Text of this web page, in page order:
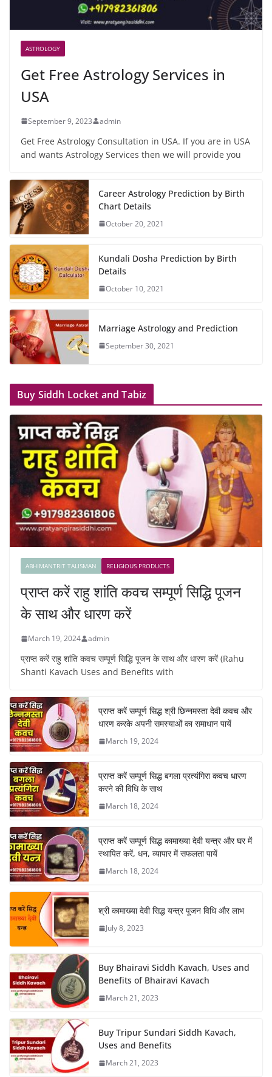
ASTROLOGY
Get Free Astrology Services in
USA
September 9, 2023 admin
Get Free Astrology Consultation in USA. If you are in USA
and wants Astrology Services then we will provide you
Career Astrology Prediction by Birth
Chart Details
October 20, 2021
Kundali Dosha Prediction by Birth
Details
October 10, 2021
Marriage Astrology and Prediction
September 30, 2021
Buy Siddh Locket and Tabiz
ABHIMANTRIT TALISMAN RELIGIOUS PRODUCTS
प्राप्त करें राहु शांति कवच सम्पूर्ण सिद्धि पूजन
के साथ और धारण करें
March 19, 2024 admin
प्राप्त करें राहु शांति कवच सम्पूर्ण सिद्धि पूजन के साथ और धारण करें (Rahu
Shanti Kavach Uses and Benefits with
प्राप्त करें सम्पूर्ण सिद्ध श्री छिन्नमस्ता देवी कवच और
धारण करके अपनी समस्याओं का समाधान पायें
March 19, 2024
प्राप्त करें सम्पूर्ण सिद्ध बगला प्रत्यंगिरा कवच धारण
करने की विधि के साथ
March 18, 2024
प्राप्त करें सम्पूर्ण सिद्ध कामाख्या देवी यन्त्र और घर में
स्थापित करें, धन, व्यापार में सफलता पायें
March 18, 2024
श्री कामाख्या देवी सिद्ध यन्त्र पूजन विधि और लाभ
July 8, 2023
Buy Bhairavi Siddh Kavach, Uses and
Benefits of Bhairavi Kavach
March 21, 2023
Buy Tripur Sundari Siddh Kavach,
Uses and Benefits
March 21, 2023